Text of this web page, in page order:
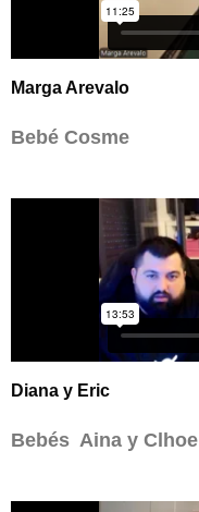
Marga Arevalo
Bebé Cosme
Diana y Eric
Bebés Aina y Clhoe